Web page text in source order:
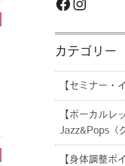
カテゴリー
【セミナー・
【ボーカルレ
Jazz&Pops（
【身体調整ボ